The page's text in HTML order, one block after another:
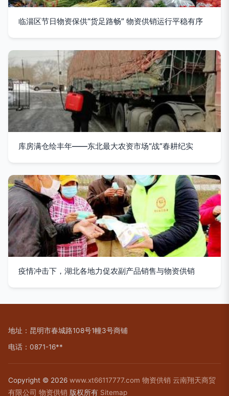
临淄区节日物资保供“货足路畅” 物资供销运行平稳有序
库房满仓绘丰年——东北最大农资市场“战”春耕纪实
疫情冲击下，湖北各地力促农副产品销售与物资供销
地址：昆明市春城路108号1幢3号商铺
电话：0871-16**
Copyright © 2026 www.xt66117777.com 物资供销 云南翔天商贸
有限公司 物资供销 版权所有 Sitemap